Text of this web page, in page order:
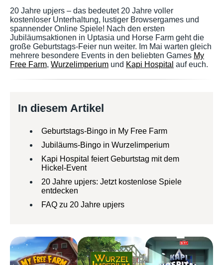
20 Jahre upjers – das bedeutet 20 Jahre voller
kostenloser Unterhaltung, lustiger Browsergames und
spannender Online Spiele! Nach den ersten
Jubiläumsaktionen in Uptasia und Horse Farm geht die
große Geburtstags-Feier nun weiter. Im Mai warten gleich
mehrere besondere Events in den beliebten Games My
Free Farm, Wurzelimperium und Kapi Hospital auf euch.
In diesem Artikel
Geburtstags-Bingo in My Free Farm
Jubiläums-Bingo in Wurzelimperium
Kapi Hospital feiert Geburtstag mit dem
Hickel-Event
20 Jahre upjers: Jetzt kostenlose Spiele
entdecken
FAQ zu 20 Jahre upjers